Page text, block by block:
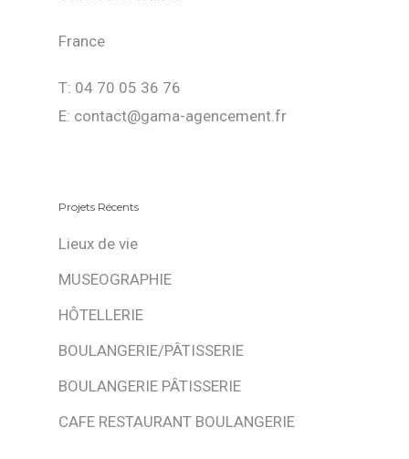
France
T: 04 70 05 36 76
E: contact@gama-agencement.fr
Projets Récents
Lieux de vie
MUSEOGRAPHIE
HÔTELLERIE
BOULANGERIE/PÂTISSERIE
BOULANGERIE PÂTISSERIE
CAFE RESTAURANT BOULANGERIE